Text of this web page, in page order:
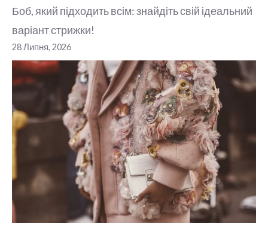
Боб, який підходить всім: знайдіть свій ідеальний
варіант стрижки!
28 Липня, 2026